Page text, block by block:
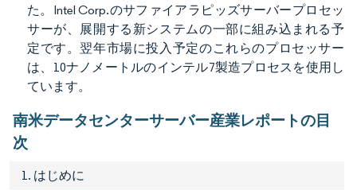
た。Intel Corp.のサファイアラピッズサーバープロセッ
サーが、展開する新システムの一部に組み込まれる予
定です。翌年市場に投入予定のこれらのプロセッサー
は、10ナノメートルのインテル7製造プロセスを使用し
ています。
南米データセンターサーバー産業レポートの目
次
1. はじめに